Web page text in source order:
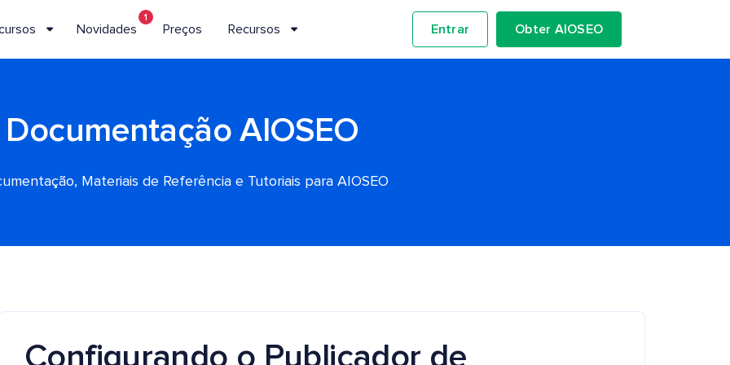
Novidades
1
Preços Recursos Entrar Obter AIOSEO
Documentação AIOSEO
Materiais de Referência e Tutoriais para AIOSEO
Configurando o Publicador de